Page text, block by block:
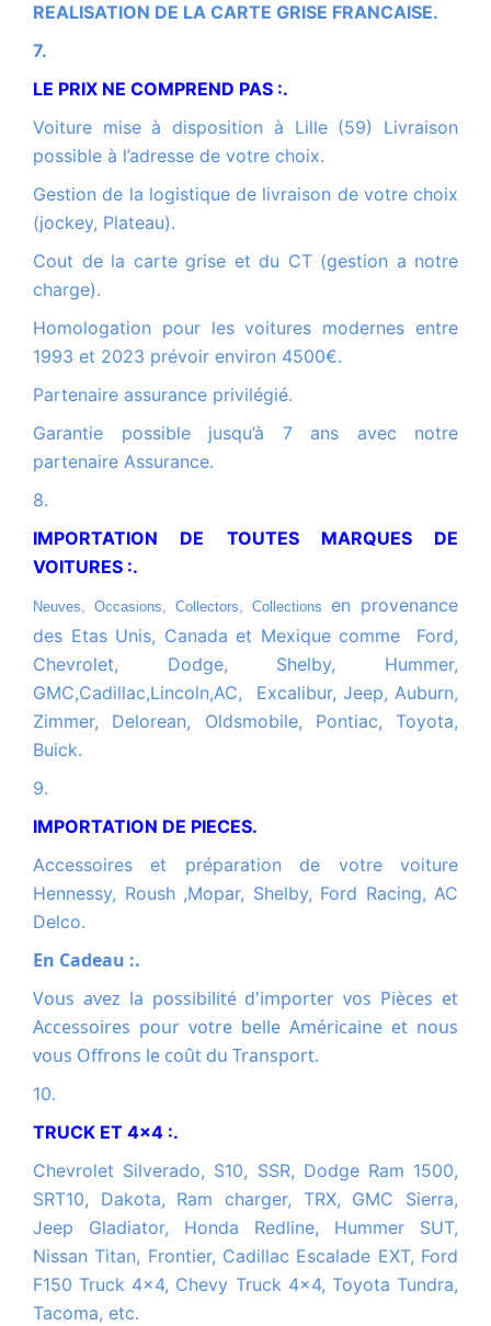
REALISATION DE LA CARTE GRISE FRANCAISE.
7.
LE PRIX NE COMPREND PAS :.
Voiture mise à disposition à Lille (59) Livraison
possible à l’adresse de votre choix.
Gestion de la logistique de livraison de votre choix
(jockey, Plateau).
Cout de la carte grise et du CT (gestion a notre
charge).
Homologation pour les voitures modernes entre
1993 et 2023 prévoir environ 4500€.
Partenaire assurance privilégié.
Garantie possible jusqu’à 7 ans avec notre
partenaire Assurance.
8.
IMPORTATION DE TOUTES MARQUES DE
VOITURES :.
Neuves, Occasions, Collectors, Collections en provenance
des Etas Unis, Canada et Mexique comme Ford,
Chevrolet, Dodge, Shelby, Hummer,
GMC,Cadillac,Lincoln,AC, Excalibur, Jeep, Auburn,
Zimmer, Delorean, Oldsmobile, Pontiac, Toyota,
Buick.
9.
IMPORTATION DE PIECES.
Accessoires et préparation de votre voiture
Hennessy, Roush ,Mopar, Shelby, Ford Racing, AC
Delco.
En Cadeau :.
Vous avez la possibilité d'importer vos Pièces et
Accessoires pour votre belle Américaine et nous
vous Offrons le coût du Transport.
10.
TRUCK ET 4x4 :.
Chevrolet Silverado, S10, SSR, Dodge Ram 1500,
SRT10, Dakota, Ram charger, TRX, GMC Sierra,
Jeep Gladiator, Honda Redline, Hummer SUT,
Nissan Titan, Frontier, Cadillac Escalade EXT, Ford
F150 Truck 4x4, Chevy Truck 4x4, Toyota Tundra,
Tacoma, etc.